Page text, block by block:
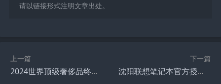
请以链接形式注明文章出处。
上一篇
2024世界顶级奢侈品终极指南 揭秘财富圈层身份密码
下一篇
沈阳联想笔记本官方授权售后中心一站式解决您所有电脑烦恼